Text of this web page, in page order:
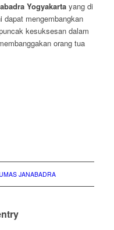
Yogyakarta yang di
dapat mengembangkan
kesuksesan dalam
orang tua
JANABADRA